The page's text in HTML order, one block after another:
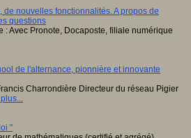
de nouvelles fonctionnalités. A propos de
questions
: Avec Pronote, Docaposte, filiale numérique
de l'alternance, pionnière et innovante
Charrondière Directeur du réseau Pigier
"